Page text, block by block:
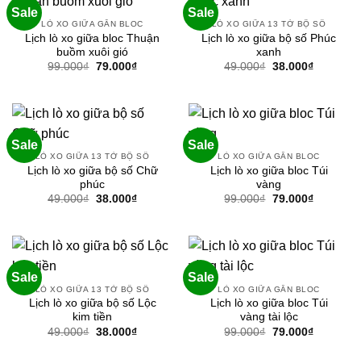
Sale
LÒ XO GIỮA GẮN BLOC
Lịch lò xo giữa bloc Thuận
buồm xuôi gió
99.000₫ Giá
79.000₫Giá
79.000₫.
Sale
LÒ XO GIỮA 13 TỜ BỘ SỐ
Lịch lò xo giữa bộ số Phúc
xanh
49.000₫ Giá
38.000₫Giá
38.000₫.
Sale
LÒ XO GIỮA 13 TỜ BỘ SỐ
Lịch lò xo giữa bộ số Chữ
phúc
49.000₫ Giá
38.000₫Giá
38.000₫.
Sale
LÒ XO GIỮA GẮN BLOC
Lịch lò xo giữa bloc Túi
vàng
99.000₫ Giá
79.000₫Giá
79.000₫.
Sale
LÒ XO GIỮA 13 TỜ BỘ SỐ
Lịch lò xo giữa bộ số Lộc
kim tiền
49.000₫ Giá
38.000₫Giá
Sale
LÒ XO GIỮA GẮN BLOC
Lịch lò xo giữa bloc Túi
vàng tài lộc
99.000₫ Giá
79.000₫Giá